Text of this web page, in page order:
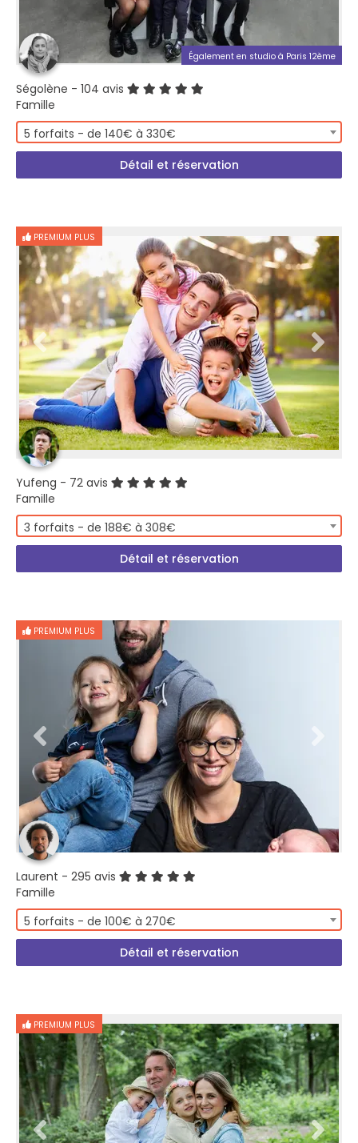
Également en studio à Paris 12ème
Ségolène - 104 avis
Famille
5 forfaits - de 140€ à 330€
Détail et réservation
PREMIUM PLUS
Yufeng - 72 avis
Famille
3 forfaits - de 188€ à 308€
Détail et réservation
PREMIUM PLUS
Laurent - 295 avis
Famille
5 forfaits - de 100€ à 270€
Détail et réservation
PREMIUM PLUS